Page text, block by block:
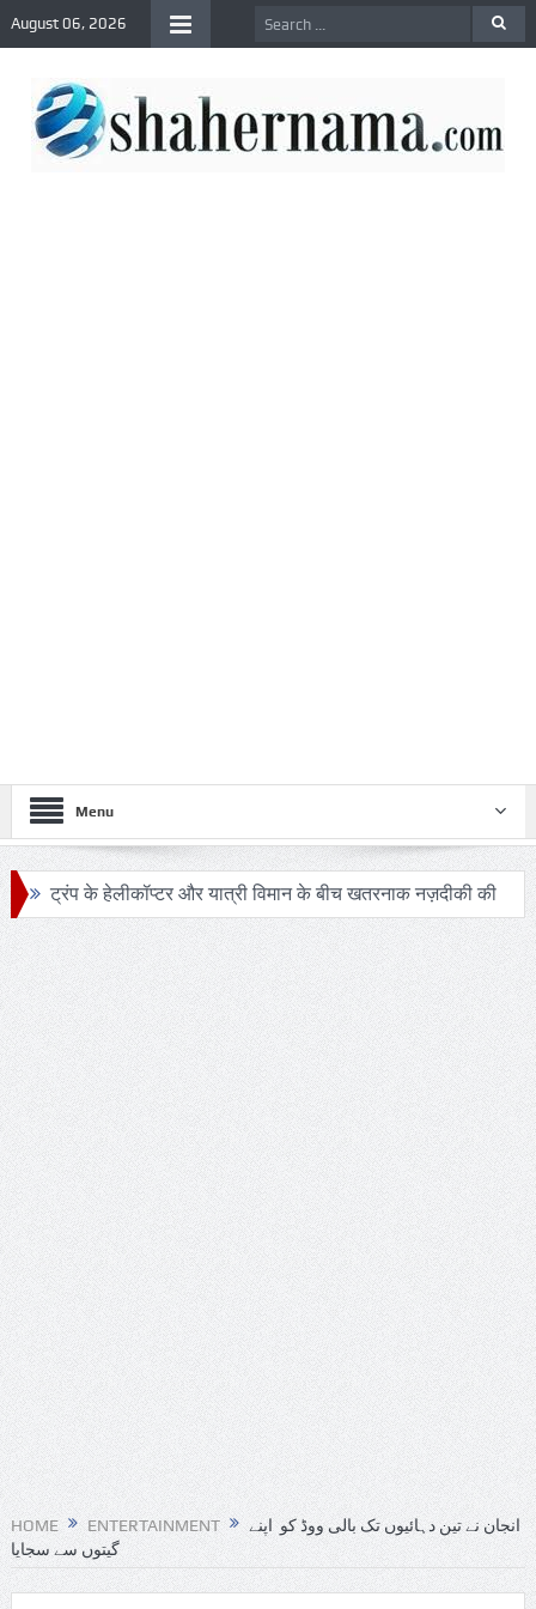
August 06, 2026
Menu
ट्रंप के हेलीकॉप्टर और यात्री विमान के बीच खतरनाक नज़दीकी की
जांच
रिपोर्ट: अपनी कक्षा से भटका SpaceX रॉकेट आज चंद्रमा से
टकराएगा
आग़ा मीर की ड्योढ़ी: जहाँ शानदार इमामबाड़ा,नवाबी शान और
इतिहास साँस लेता था
संयुक्त अरब अमीरात में दो ह्यूमनॉइड रोबोट्स की शादी हुई
डील साइन करने का यह आखिरी मौका है, ट्रंप ने एक बार फिर ईरान
को धमकी दी
‘मैं कहीं नहीं जा रहा’; ईरानी राष्ट्रपति ने इस्तीफ़े और अंदरूनी
मतभेदों की खबरों को नकारा
महमूदाबाद रियासत का मोहर्रम: अज़ादारी, तहज़ीब और साझी विरासत
की जीवित दास्तान
‘2026 के लिए की गई दो भविष्यवाणियां सच हो गई हैं, एक भयानक
टकराव होने वाला है’
खाने का स्वाद बढ़ाने वाला यह मसाला दुनिया की सबसे तेज़ गंध वाली
HOME ENTERTAINMENT
انجان نے تین دہائیوں تک بالی ووڈ کو اپنے
گیتوں سے سجایا